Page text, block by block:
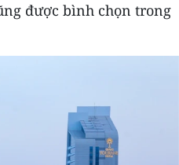
được bình chọn trong